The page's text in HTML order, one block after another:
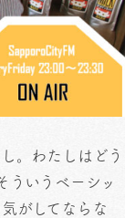
。わたしはどう
ういうベーシッ
がしてならな